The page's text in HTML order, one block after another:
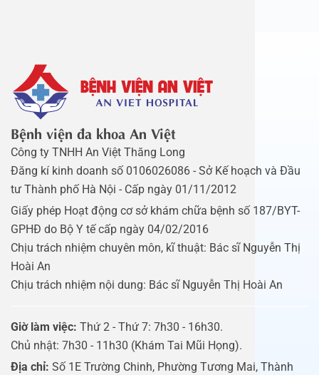
Bệnh viện đa khoa An Việt
Công ty TNHH An Việt Thăng Long
Đăng kí kinh doanh số 0106026086 - Sở Kế hoạch và Đầu
tư Thành phố Hà Nội - Cấp ngày 01/11/2012
Giấy phép Hoạt động cơ sở khám chữa bệnh số 187/BYT-
GPHĐ do Bộ Y tế cấp ngày 04/02/2016
Chịu trách nhiệm chuyên môn, kĩ thuật: Bác sĩ Nguyễn Thị
Hoài An
Chịu trách nhiệm nội dung: Bác sĩ Nguyễn Thị Hoài An
Giờ làm việc: Thứ 2 - Thứ 7: 7h30 - 16h30.
Chủ nhật: 7h30 - 11h30 (Khám Tai Mũi Họng).
Địa chỉ: Số 1E Trường Chinh, Phường Tương Mai, Thành